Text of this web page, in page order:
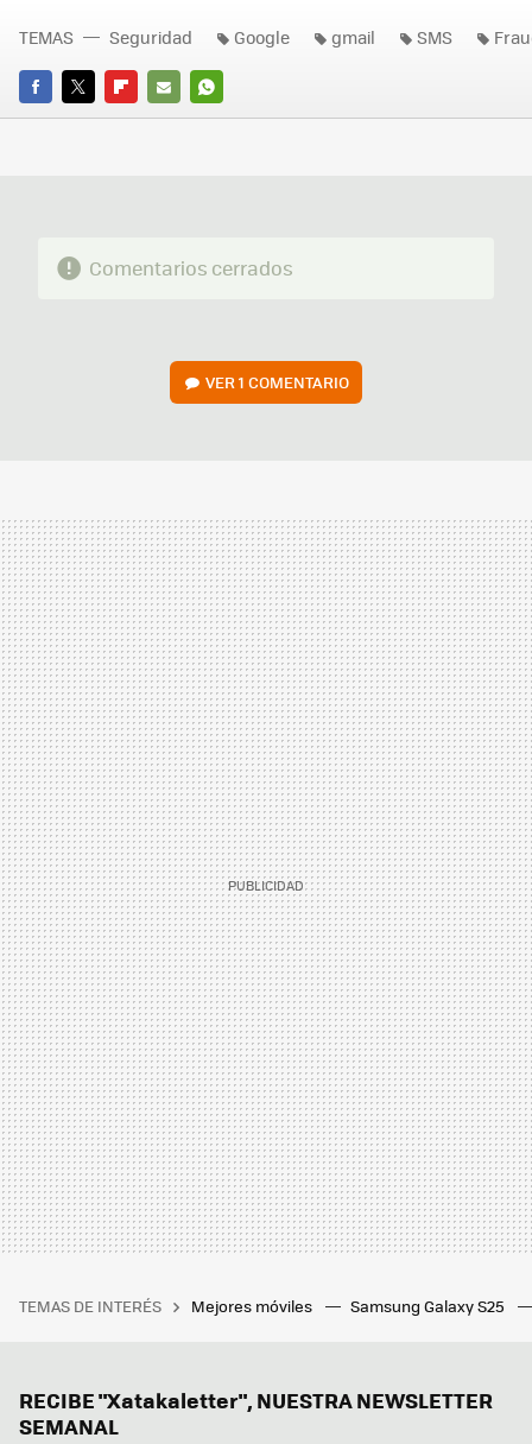
FACEBOOK
TWITTERFLIPBOARD
E-
WHATSAPP
TEMAS Seguridad Google gmail SMS
Comentarios cerrados
VER1 COMENTARIO
TEMAS DE INTERÉS Mejores móviles Samsung Galaxy S25
RECIBE "Xatakaletter", NUESTRA NEWSLETTER
SEMANAL